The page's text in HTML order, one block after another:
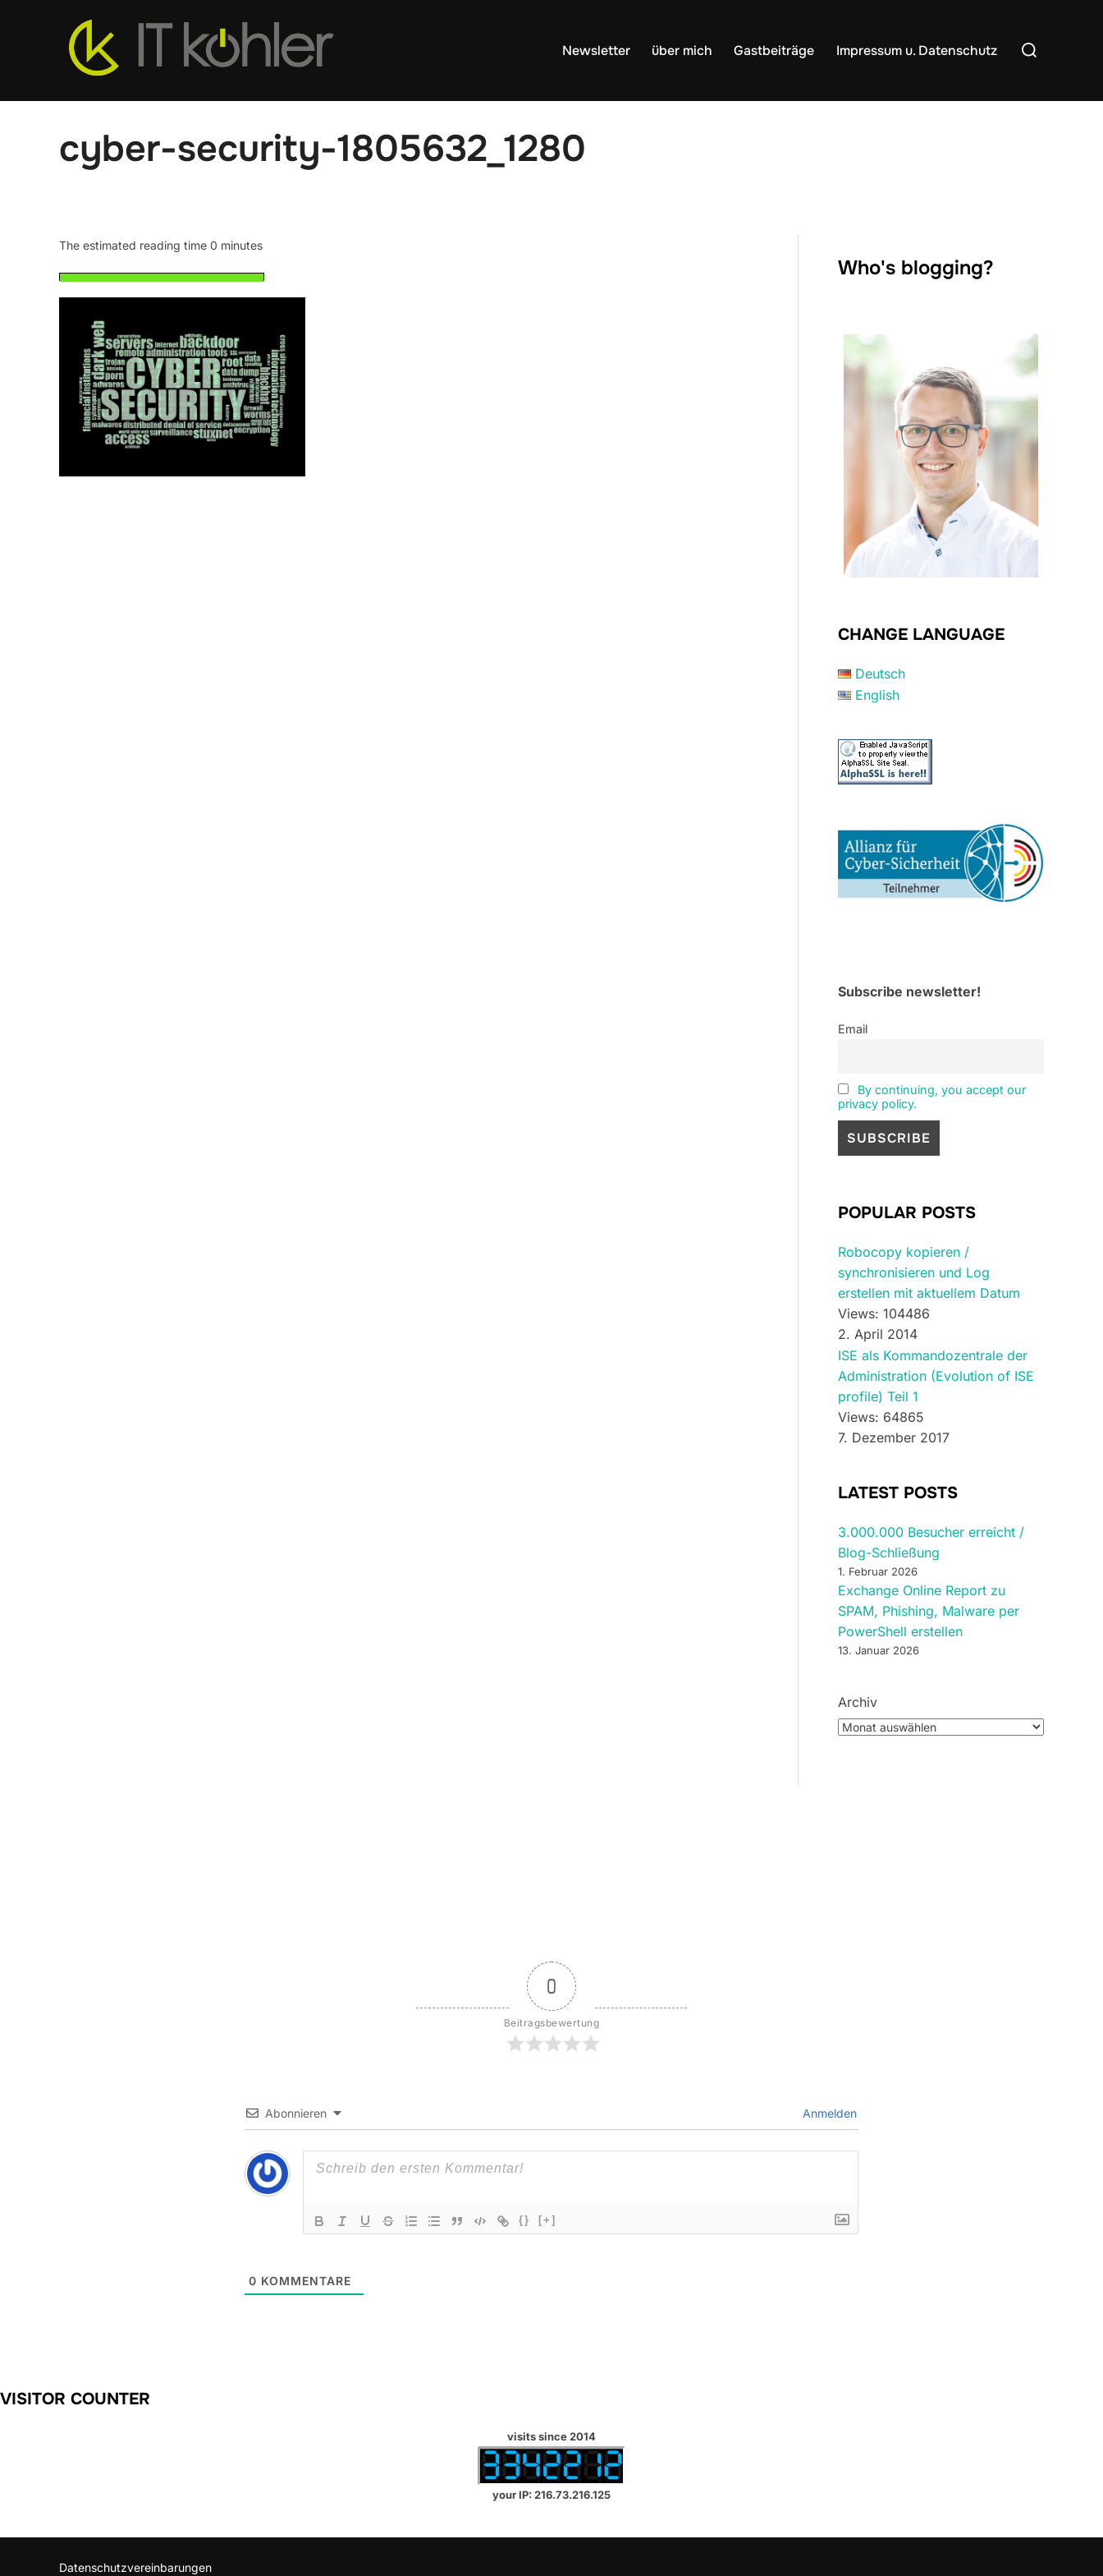
Newsletter über mich Gastbeiträge Impressum u. Datenschutz
Suchen
nach:
cyber-security-1805632_1280
The estimated reading time 0 minutes
Who's blogging?
CHANGE LANGUAGE
Deutsch
English
Subscribe newsletter!
Email
By continuing, you accept our
privacy policy.
POPULAR POSTS
Robocopy kopieren /
synchronisieren und Log
erstellen mit aktuellem Datum
Views: 104486
2. April 2014
ISE als Kommandozentrale der
Administration (Evolution of ISE
profile) Teil 1
Views: 64865
7. Dezember 2017
LATEST POSTS
3.000.000 Besucher erreicht /
Blog-Schließung
1. Februar 2026
Exchange Online Report zu
SPAM, Phishing, Malware per
PowerShell erstellen
13. Januar 2026
Archiv
0
Beitragsbewertung
Abonnieren Anmelden
{} [+]
0 KOMMENTARE
VISITOR COUNTER
visits since 2014
your IP: 216.73.216.125
Datenschutzvereinbarungen